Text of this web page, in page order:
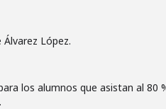
Álvarez López.
los alumnos que asistan al 80